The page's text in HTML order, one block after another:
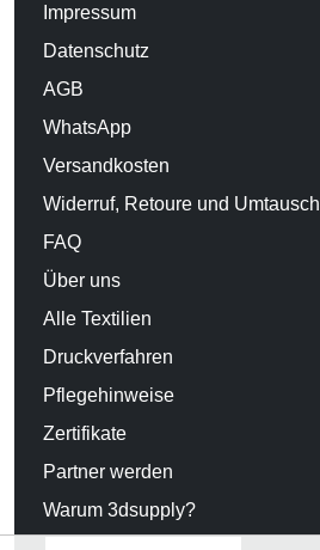
Impressum
Datenschutz
AGB
WhatsApp
Versandkosten
Widerruf, Retoure und Umtausch
FAQ
Über uns
Alle Textilien
Druckverfahren
Pflegehinweise
Zertifikate
Partner werden
Warum 3dsupply?